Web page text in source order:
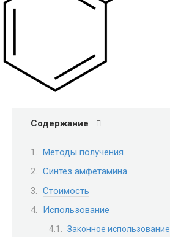
Содержание
Методы получения
Синтез амфетамина
Стоимость
Использование
Законное использование